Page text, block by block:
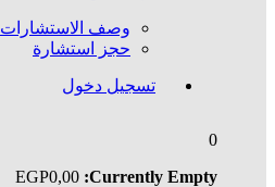
وصف الاستشارات
حجز استشارة
تسجيل دخول
0
Currently Empty:
EGP0,00